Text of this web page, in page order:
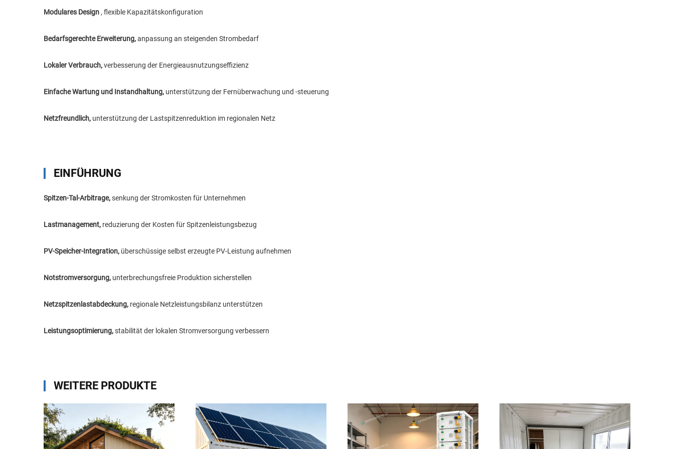
Modulares Design , flexible Kapazitätskonfiguration
Bedarfsgerechte Erweiterung,anpassung an steigenden Strombedarf
Lokaler Verbrauch,verbesserung der Energieausnutzungseffizienz
Einfache Wartung und Instandhaltung, unterstützung der Fernüberwachung und -steuerung
Netzfreundlich, unterstützung der Lastspitzenreduktion im regionalen Netz
EINFÜHRUNG
Spitzen-Tal-Arbitrage,senkung der Stromkosten für Unternehmen
Lastmanagement, reduzierung der Kosten für Spitzenleistungsbezug
PV-Speicher-Integration, überschüssige selbst erzeugte PV-Leistung aufnehmen
Notstromversorgung, unterbrechungsfreie Produktion sicherstellen
Netzspitzenlastabdeckung, regionale Netzleistungsbilanz unterstützen
Leistungsoptimierung,stabilität der lokalen Stromversorgung verbessern
WEITERE PRODUKTE